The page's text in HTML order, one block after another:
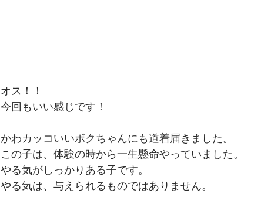
オス！！
今回もいい感じです！
かわカッコいいボクちゃんにも道着届きました。
この子は、体験の時から一生懸命やっていました。
やる気がしっかりある子です。
やる気は、与えられるものではありません。